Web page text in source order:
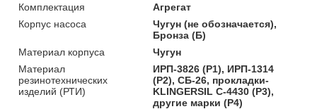
Комплектация
Агрегат
Корпус насоса
Чугун (не обозначается),
Бронза (Б)
Материал корпуса
Чугун
Материал
резинотехнических
изделий (РТИ)
ИРП-3826 (Р1), ИРП-1314
(Р2), СБ-26, прокладки-
KLINGERSIL C-4430 (Р3),
другие марки (Р4)